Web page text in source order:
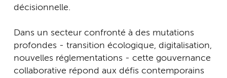
décisionnelle.
Dans un secteur confronté à des mutations
profondes - transition écologique, digitalisation,
nouvelles réglementations - cette gouvernance
collaborative répond aux défis contemporains